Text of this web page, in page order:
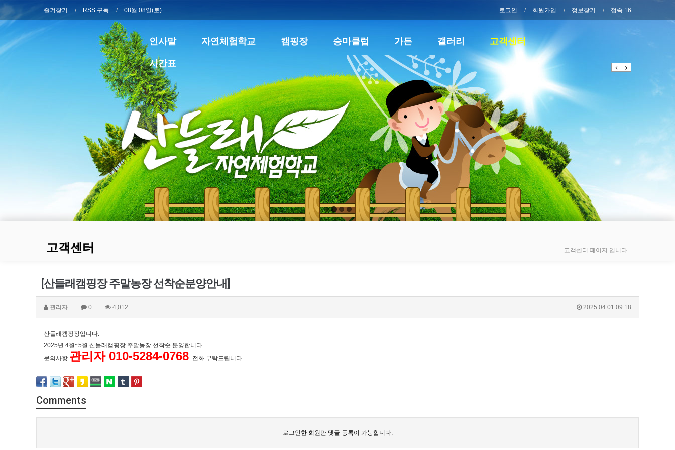
즐겨찾기 RSS 구독 08월 08일(토) 로그인 회원가입 정보찾기 접속 16
인사말 자연체험학교 캠핑장 승마클럽 가든 갤러리 고객센터
시간표 Previous
Next
고객센터 고객센터 페이지 입니다.
[산들래캠핑장 주말농장 선착순분양안내]
관리자 0 4,012 2025.04.01 09:18
산들래캠핑장입니다.
2025년 4월~5월 산들래캠핑장 주말농장 선착순 분양합니다.
문의사항 관리자 010-5284-0768 전화 부탁드립니다.
Comments
로그인한 회원만 댓글 등록이 가능합니다.